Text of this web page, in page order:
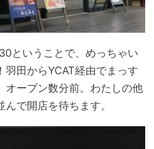
ということで、めっちゃい
羽田からYCAT経由でまっす
オープン数分前。わたしの他
で開店を待ちます。